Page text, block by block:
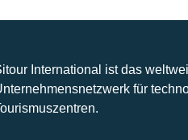
International ist das
für